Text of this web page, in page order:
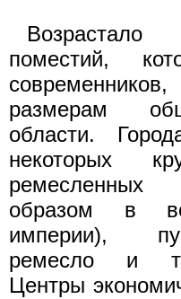
поместий,
размерам
области.
некоторых
ремесленных
образом в
империи),
ремесло и
Центры